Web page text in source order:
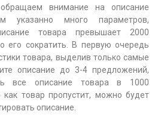
внимание на описание
много параметров,
товара превышает 2000
его сократить. В первую очередь
товара, выделив только самые
описание до 3-4 предложений,
все описание товара в 1000
как товар пропустит, можно будет
описание.